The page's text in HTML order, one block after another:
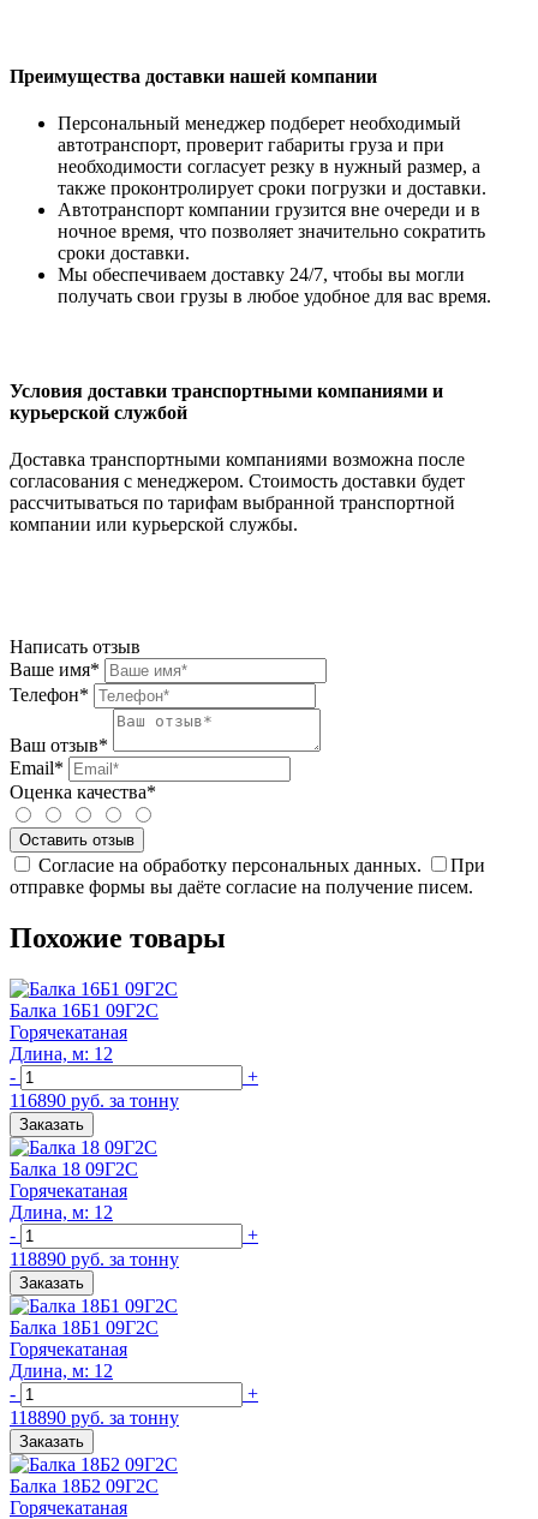
Преимущества доставки нашей компании
Персональный менеджер подберет необходимый
автотранспорт, проверит габариты груза и при
необходимости согласует резку в нужный размер, а
также проконтролирует сроки погрузки и доставки.
Автотранспорт компании грузится вне очереди и в
ночное время, что позволяет значительно сократить
сроки доставки.
Мы обеспечиваем доставку 24/7, чтобы вы могли
получать свои грузы в любое удобное для вас время.
Условия доставки транспортными компаниями и
курьерской службой
Доставка транспортными компаниями возможна после
согласования с менеджером. Стоимость доставки будет
рассчитываться по тарифам выбранной транспортной
компании или курьерской службы.
Написать отзыв
Ваше имя*
Телефон*
Ваш отзыв*
Email*
Оценка качества*
Согласие на обработку персональных данных.
При
отправке формы вы даёте согласие на получение писем.
Похожие товары
Балка 16Б1 09Г2С
Горячекатаная
Длина, м: 12
-
+
116890 руб. за тонну
Заказать
Балка 18 09Г2С
Горячекатаная
Длина, м: 12
-
+
118890 руб. за тонну
Заказать
Балка 18Б1 09Г2С
Горячекатаная
Длина, м: 12
-
+
118890 руб. за тонну
Заказать
Балка 18Б2 09Г2С
Горячекатаная